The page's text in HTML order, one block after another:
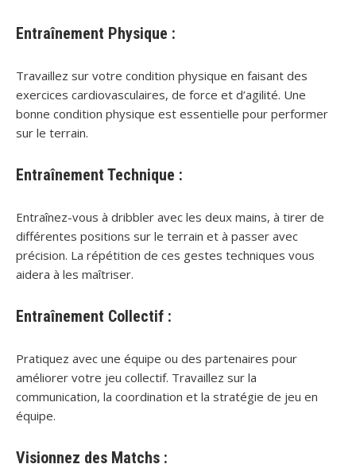
Entraînement Physique :
Travaillez sur votre condition physique en faisant des
exercices cardiovasculaires, de force et d’agilité. Une
bonne condition physique est essentielle pour performer
sur le terrain.
Entraînement Technique :
Entraînez-vous à dribbler avec les deux mains, à tirer de
différentes positions sur le terrain et à passer avec
précision. La répétition de ces gestes techniques vous
aidera à les maîtriser.
Entraînement Collectif :
Pratiquez avec une équipe ou des partenaires pour
améliorer votre jeu collectif. Travaillez sur la
communication, la coordination et la stratégie de jeu en
équipe.
Visionnez des Matchs :